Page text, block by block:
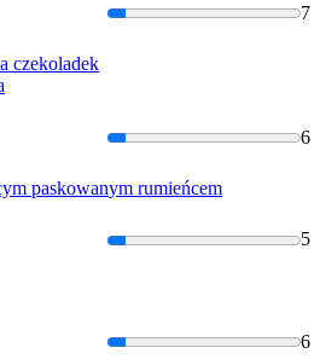
7
a czekoladek
6
paskowanym rumieńcem
5
6